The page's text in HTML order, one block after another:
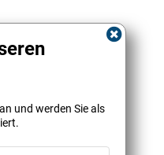
IHK
und werden Sie als
CGI Immobilien
100%
GUT